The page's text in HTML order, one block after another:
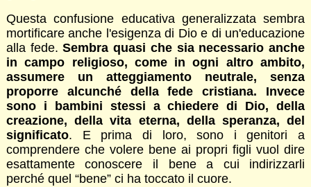
Questa confusione educativa generalizzata sembra
mortificare anche l'esigenza di Dio e di un'educazione
alla fede.Sembra quasi che sia necessario anche
in campo religioso, come in ogni altro ambito,
assumere un atteggiamento neutrale, senza
proporre alcunché della fede cristiana. Invece
sono i bambini stessi a chiedere di Dio, della
creazione, della vita eterna, della speranza, del
significato. E prima di loro, sono i genitori a
comprendere che volere bene ai propri figli vuol dire
esattamente conoscere il bene a cui indirizzarli
perché quel “bene” ci ha toccato il cuore.